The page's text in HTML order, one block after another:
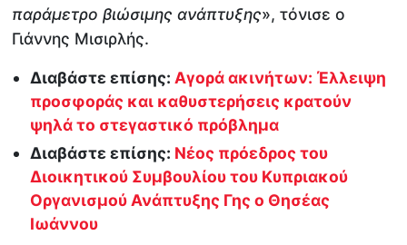
παράμετρο βιώσιμης ανάπτυξης», τόνισε ο
Γιάννης Μισιρλής.
Διαβάστε επίσης: Αγορά ακινήτων: Έλλειψη
προσφοράς και καθυστερήσεις κρατούν
ψηλά το στεγαστικό πρόβλημα
Διαβάστε επίσης: Νέος πρόεδρος του
Διοικητικού Συμβουλίου του Κυπριακού
Οργανισμού Ανάπτυξης Γης ο Θησέας
Ιωάννου